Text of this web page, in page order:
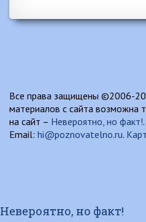
Все права защищены ©2006-
материалов с сайта возможна
на сайт – Невероятно, но факт!.
Email: hi@poznovatelno.ru.
Невероятно, но факт!